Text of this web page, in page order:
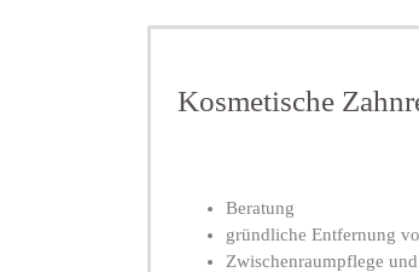
Kosmetische
Beratung
gründliche Entfernung
Zwischenraumpflege